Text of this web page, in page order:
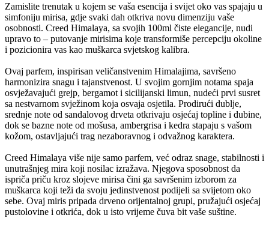
Zamislite trenutak u kojem se vaša esencija i svijet oko vas spajaju u
simfoniju mirisa, gdje svaki dah otkriva novu dimenziju vaše
osobnosti. Creed Himalaya, sa svojih 100ml čiste elegancije, nudi
upravo to – putovanje mirisima koje transformiše percepciju okoline
i pozicionira vas kao muškarca svjetskog kalibra.
Ovaj parfem, inspirisan veličanstvenim Himalajima, savršeno
harmonizira snagu i tajanstvenost. U svojim gornjim notama spaja
osvježavajući grejp, bergamot i sicilijanski limun, nudeći prvi susret
sa nestvarnom svježinom koja osvaja osjetila. Prodirući dublje,
srednje note od sandalovog drveta otkrivaju osjećaj topline i dubine,
dok se bazne note od mošusa, ambergrisa i kedra stapaju s vašom
kožom, ostavljajući trag nezaboravnog i odvažnog karaktera.
Creed Himalaya više nije samo parfem, već odraz snage, stabilnosti i
unutrašnjeg mira koji nosilac izražava. Njegova sposobnost da
ispriča priču kroz slojeve mirisa čini ga savršenim izborom za
muškarca koji teži da svoju jedinstvenost podijeli sa svijetom oko
sebe. Ovaj miris pripada drveno orijentalnoj grupi, pružajući osjećaj
pustolovine i otkrića, dok u isto vrijeme čuva bit vaše suštine.